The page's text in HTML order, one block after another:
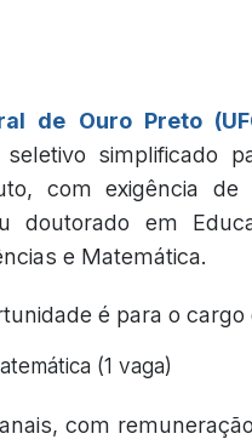
de Ouro Preto
simplificado
com exigência de
doutorado em
e Matemática.
é para o cargo
(1 vaga)
com